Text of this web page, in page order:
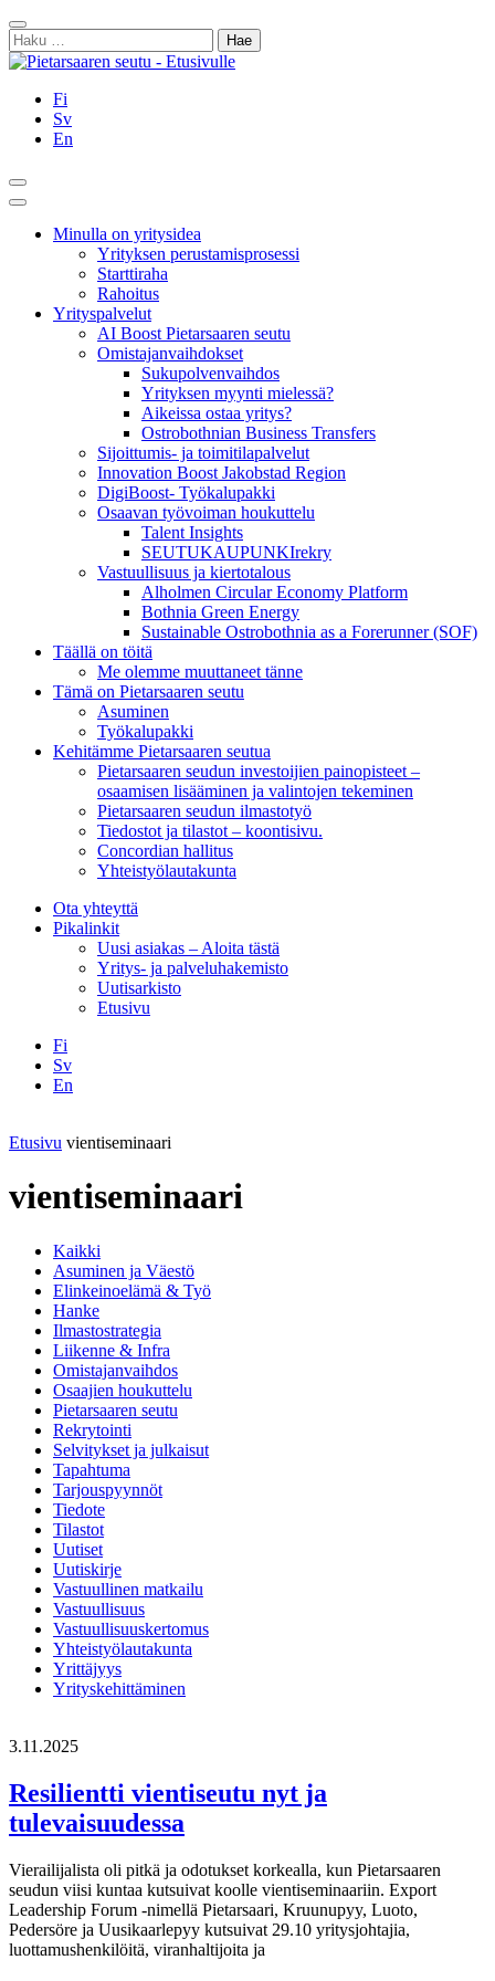
Siirry
sisältöön
Sulje
Haku:
Fi
Sv
En
Hae
Päävalikko
Minulla on yritysidea
Yrityksen perustamisprosessi
Starttiraha
Rahoitus
Yrityspalvelut
AI Boost Pietarsaaren seutu
Omistajanvaihdokset
Sukupolvenvaihdos
Yrityksen myynti mielessä?
Aikeissa ostaa yritys?
Ostrobothnian Business Transfers
Sijoittumis- ja toimitilapalvelut
Innovation Boost Jakobstad Region
DigiBoost- Työkalupakki
Osaavan työvoiman houkuttelu
Talent Insights
SEUTUKAUPUNKIrekry
Vastuullisuus ja kiertotalous
Alholmen Circular Economy Platform
Bothnia Green Energy
Sustainable Ostrobothnia as a Forerunner (SOF)
Täällä on töitä
Me olemme muuttaneet tänne
Tämä on Pietarsaaren seutu
Asuminen
Työkalupakki
Kehitämme Pietarsaaren seutua
Pietarsaaren seudun investoijien painopisteet –
osaamisen lisääminen ja valintojen tekeminen
Pietarsaaren seudun ilmastotyö
Tiedostot ja tilastot – koontisivu.
Concordian hallitus
Yhteistyölautakunta
Ota yhteyttä
Pikalinkit
Uusi asiakas – Aloita tästä
Yritys- ja palveluhakemisto
Uutisarkisto
Etusivu
Fi
Sv
En
Etusivu vientiseminaari
vientiseminaari
Kaikki
Asuminen ja Väestö
Elinkeinoelämä & Työ
Hanke
Ilmastostrategia
Liikenne & Infra
Omistajanvaihdos
Osaajien houkuttelu
Pietarsaaren seutu
Rekrytointi
Selvitykset ja julkaisut
Tapahtuma
Tarjouspyynnöt
Tiedote
Tilastot
Uutiset
Uutiskirje
Vastuullinen matkailu
Vastuullisuus
Vastuullisuuskertomus
Yhteistyölautakunta
Yrittäjyys
Yrityskehittäminen
3.11.2025
Resilientti vientiseutu nyt ja
tulevaisuudessa
Vierailijalista oli pitkä ja odotukset korkealla, kun Pietarsaaren
seudun viisi kuntaa kutsuivat koolle vientiseminaariin. Export
Leadership Forum -nimellä Pietarsaari, Kruunupyy, Luoto,
Pedersöre ja Uusikaarlepyy kutsuivat 29.10 yritysjohtajia,
luottamushenkilöitä, viranhaltijoita ja